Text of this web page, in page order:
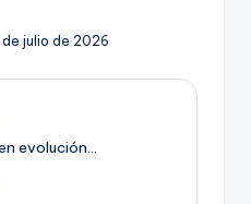
julio de 2026
evolución...